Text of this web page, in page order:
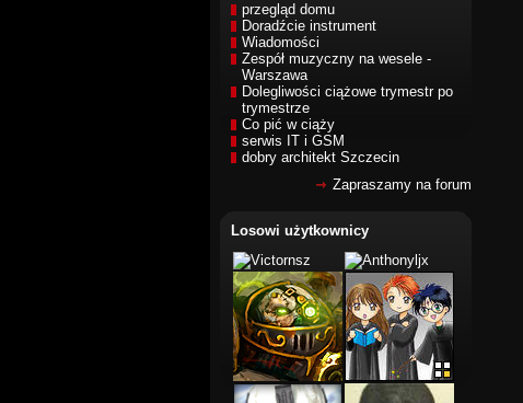
przegląd domu
Doradźcie instrument
Wiadomości
Zespół muzyczny na wesele -
Warszawa
Dolegliwości ciążowe trymestr po
trymestrze
Co pić w ciąży
serwis IT i GSM
dobry architekt Szczecin
Zapraszamy na forum
Losowi użytkownicy